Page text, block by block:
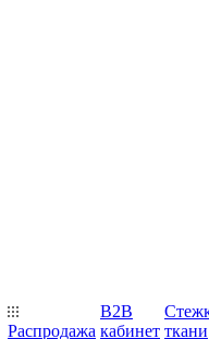
Распродажа
B2B
кабинет ткани